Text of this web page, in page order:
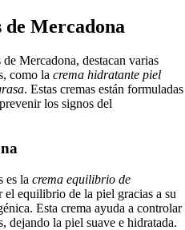
de Mercadona
Mercadona, destacan varias
como la crema hidratante piel
. Estas cremas están formuladas
los signos del
es la crema equilibrio de
el equilibrio de la piel gracias a su
Esta crema ayuda a controlar
dejando la piel suave e hidratada.